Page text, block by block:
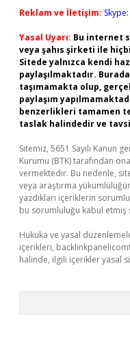
Reklam ve İletişim:
Yasal Uyarı: Bu internet
veya şahıs şirketi ile
Sitede yalnızca kendi
paylaşılmaktadır.
taşımamakta olup,
paylaşım
benzerlikleri tamamen
taslak halindedir ve
Sitemiz, 5651 Sayılı Kanun
Kurumu (BTK) tarafından
vermektedir. Bu nedenle,
veya araştırma
yazdıkları içeriklerin
bu sorumluluğu kabul etmiş
Hukuka ve yasal
içerikleri,
halinde, ilgili içerikler yasal